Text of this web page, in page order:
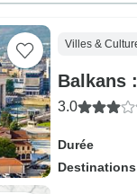
Villes &
Balkans
3.0
Durée
Destinations